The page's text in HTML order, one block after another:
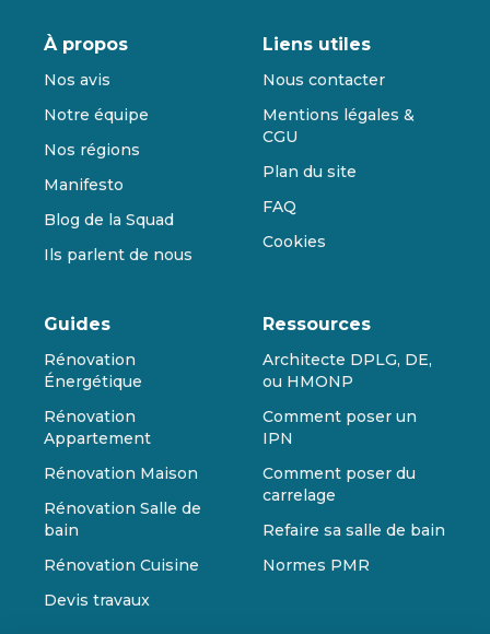
À propos
Nos avis
Notre équipe
Nos régions
Manifesto
Blog de la Squad
Ils parlent de nous
Liens utiles
Nous contacter
Mentions légales &
CGU
Plan du site
FAQ
Cookies
Guides
Rénovation
Énergétique
Rénovation
Appartement
Rénovation Maison
Rénovation Salle de
bain
Rénovation Cuisine
Devis travaux
Ressources
Architecte DPLG, DE,
ou HMONP
Comment poser un
IPN
Comment poser du
carrelage
Refaire sa salle de bain
Normes PMR